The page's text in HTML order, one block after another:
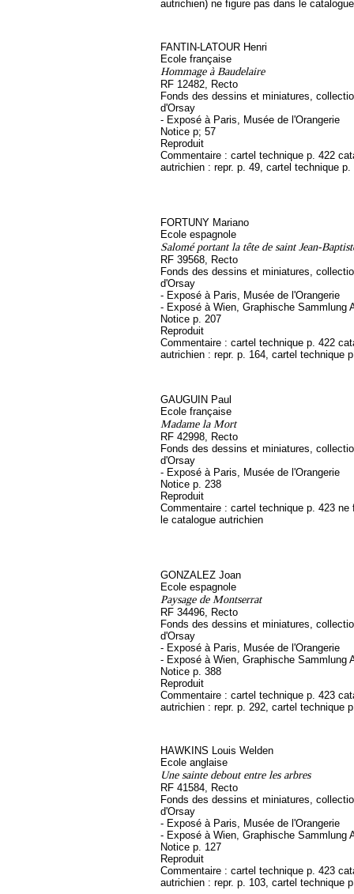
autrichien) ne figure pas dans le
FANTIN-LATOUR Henri
Ecole française
Hommage à Baudelaire
RF 12482, Recto
Fonds des dessins et miniatures,
d'Orsay
- Exposé à Paris, Musée de l'Orangerie
Notice p; 57
Reproduit
Commentaire : cartel technique p. 422
autrichien : repr. p. 49, cartel technique p.
FORTUNY Mariano
Ecole espagnole
Salomé portant la tête de saint Jean-
RF 39568, Recto
Fonds des dessins et miniatures,
d'Orsay
- Exposé à Paris, Musée de l'Orangerie
- Exposé à Wien, Graphische Sammlung
Notice p. 207
Reproduit
Commentaire : cartel technique p. 422
autrichien : repr. p. 164, cartel technique
GAUGUIN Paul
Ecole française
Madame la Mort
RF 42998, Recto
Fonds des dessins et miniatures,
d'Orsay
- Exposé à Paris, Musée de l'Orangerie
Notice p. 238
Reproduit
Commentaire : cartel technique p. 423 ne
le catalogue autrichien
GONZALEZ Joan
Ecole espagnole
Paysage de Montserrat
RF 34496, Recto
Fonds des dessins et miniatures,
d'Orsay
- Exposé à Paris, Musée de l'Orangerie
- Exposé à Wien, Graphische Sammlung
Notice p. 388
Reproduit
Commentaire : cartel technique p. 423
autrichien : repr. p. 292, cartel technique
HAWKINS Louis Welden
Ecole anglaise
Une sainte debout entre les arbres
RF 41584, Recto
Fonds des dessins et miniatures,
d'Orsay
- Exposé à Paris, Musée de l'Orangerie
- Exposé à Wien, Graphische Sammlung
Notice p. 127
Reproduit
Commentaire : cartel technique p. 423
autrichien : repr. p. 103, cartel technique